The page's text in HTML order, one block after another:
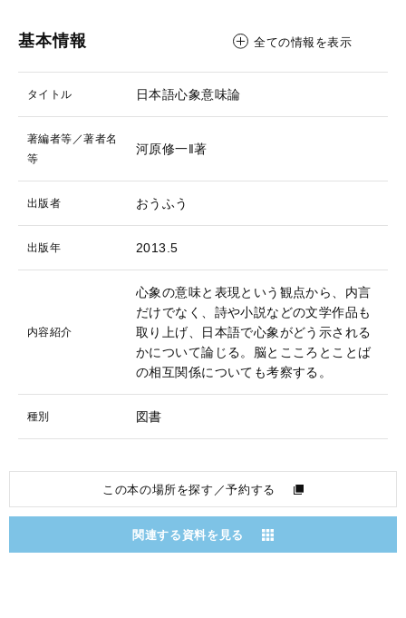
基本情報 全ての情報を表示
タイトル 日本語心象意味論
著編者等／著者名
等
河原修一‖著
出版者 おうふう
出版年 2013.5
内容紹介
心象の意味と表現という観点から、内言
だけでなく、詩や小説などの文学作品も
取り上げ、日本語で心象がどう示される
かについて論じる。脳とこころとことば
の相互関係についても考察する。
種別 図書
この本の場所を探す／予約する
関連する資料を見る